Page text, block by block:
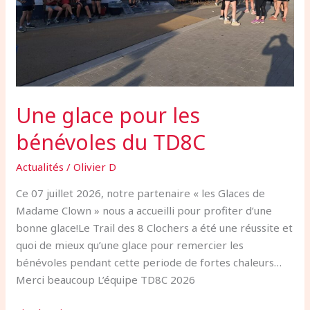
Une glace pour les
bénévoles du TD8C
Actualités /Olivier D
Ce 07 juillet 2026, notre partenaire « les Glaces de
Madame Clown » nous a accueilli pour profiter d’une
bonne glace!Le Trail des 8 Clochers a été une réussite et
quoi de mieux qu’une glace pour remercier les
bénévoles pendant cette periode de fortes chaleurs…
Merci beaucoup L’équipe TD8C 2026